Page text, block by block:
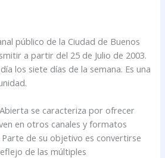
público de la Ciudad de Buenos
a partir del 25 de Julio de 2003.
los siete días de la semana. Es una
se caracteriza por ofrecer
en otros canales y formatos
de su objetivo es convertirse
de las múltiples